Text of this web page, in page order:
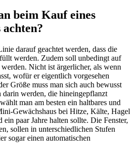
beim Kauf eines
darauf geachtet werden, dass die
werden. Zudem soll unbedingt auf
Nicht ist ärgerlicher, als wenn
wofür er eigentlich vorgesehen
Größe muss man sich auch bewusst
werden, die hineingepflanzt
man am besten ein haltbares und
Gewächshaus bei Hitze, Kälte, Hagel
ein paar Jahre halten sollte. Die Fenster,
sollen in unterschiedlichen Stufen
sogar einen automatischen